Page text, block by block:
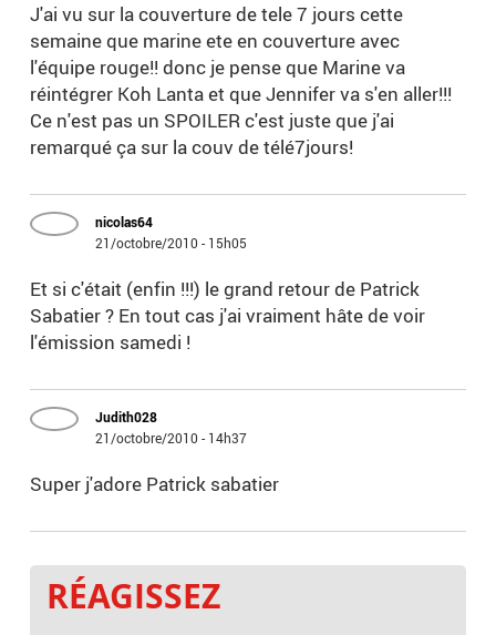
J'ai vu sur la couverture de tele 7 jours cette
semaine que marine ete en couverture avec
l'équipe rouge!! donc je pense que Marine va
réintégrer Koh Lanta et que Jennifer va s'en aller!!!
Ce n'est pas un SPOILER c'est juste que j'ai
remarqué ça sur la couv de télé7jours!
nicolas64
21/octobre/2010 - 15h05
Et si c'était (enfin !!!) le grand retour de Patrick
Sabatier ? En tout cas j'ai vraiment hâte de voir
l'émission samedi !
Judith028
21/octobre/2010 - 14h37
Super j'adore Patrick sabatier
RÉAGISSEZ